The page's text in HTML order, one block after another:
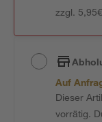
zzgl.
Auf
Dieser
vorrätig.